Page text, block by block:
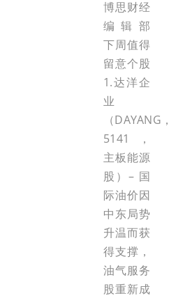
博思财经
编辑部
下周值得
留意个股
1.达洋企
业
（DAYANG，
5141，
主板能源
股）– 国
际油价因
中东局势
升温而获
得支撑，
油气服务
股重新成